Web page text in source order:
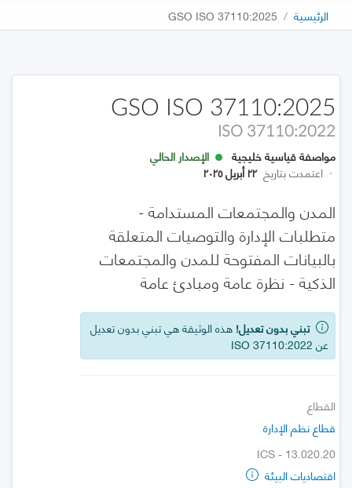
الرئيسية GSO ISO 37110:2025
GSO ISO 37110:2025
ISO 37110:2022
مواصفة قياسية خليجية
الإصدار الحالي
· اعتمدت بتاريخ ٢٢ أبريل ٢٠٢٥
المدن والمجتمعات المستدامة -
متطلبات الإدارة والتوصيات المتعلقة
بالبيانات المفتوحة للمدن والمجتمعات
الذكية - نظرة عامة ومبادئ عامة
تبني بدون تعديل! هذه الوثيقة هي تبني بدون تعديل
عن ISO 37110:2022
القطاع
قطاع نظم الإدارة
ICS - 13.020.20
اقتصاديات البيئة